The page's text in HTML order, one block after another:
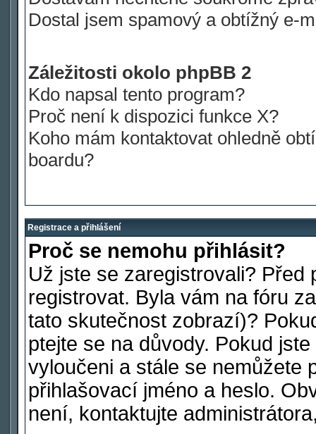
Dostal jsem spamový a obtížný e-
Záležitosti okolo phpBB 2
Kdo napsal tento program?
Proč není k dispozici funkce X?
Koho mám kontaktovat ohledně
boardu?
Registrace a přihlášení
Proč se nemohu přihlásit?
Už jste se zaregistrovali?
registrovat. Byla vám na fóru
tato skutečnost zobrazí)?
ptejte se na důvody. Pokud
vyloučeni a stále se nemůžete
přihlašovací jméno a heslo.
není, kontaktujte